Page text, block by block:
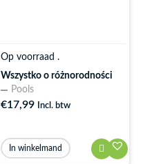
Op voorraad .
Wszystko o różnorodności
Pools
€17,99 Incl. btw
In winkelmand